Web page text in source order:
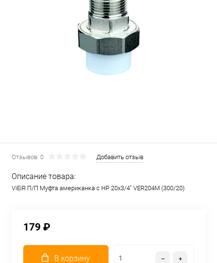
Отзывов: 0 Добавить отзыв
Описание товара:
ViEiR П/П Муфта американка с НР 20х3/4" VER204M (300/20)
179 ₽
В корзину